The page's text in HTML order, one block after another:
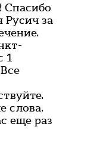
Спасибо
Русич за
1
слова.
еще раз